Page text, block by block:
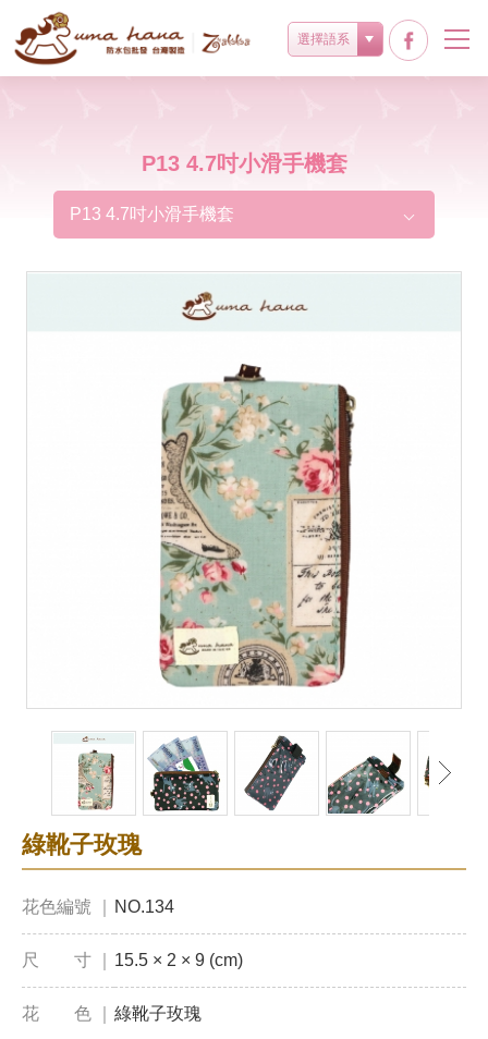
選擇語系
P13 4.7吋小滑手機套
P13 4.7吋小滑手機套
綠靴子玫瑰
花色編號 ｜ NO.134
尺 寸 ｜ 15.5 × 2 × 9 (cm)
花 色 ｜ 綠靴子玫瑰